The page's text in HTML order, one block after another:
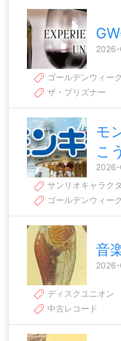
ゴールデンウィーク
ザ・プリズナー
モ
こ
サンリオキャラク
ゴールデンウィーク
音
ディスクユニオン
中古レコード